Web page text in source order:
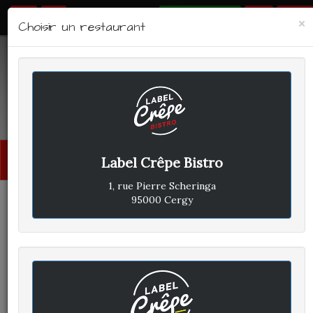
LABEL CRÊPE - BISTRO
CLIENT A A
ÉCRIT LE DIMANCHE 26 MAI
×
Choisir un restaurant
Label Crêpe Bistro
1, rue Pierre Scheringa
95000 Cergy